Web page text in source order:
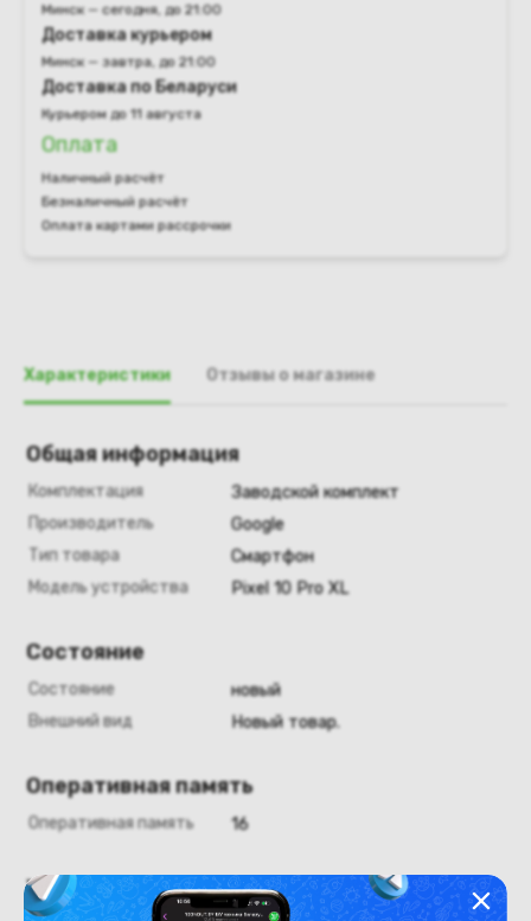
Минск — сегодня, до 21:00
Доставка курьером
Минск — завтра, до 21:00
Доставка по Беларуси
Курьером до 11 августа
Оплата
Наличный расчёт
Безналичный расчёт
Оплата картами рассрочки
Характеристики Отзывы о магазине
Общая информация
Комплектация
Заводской комплект
Производитель
Google
Тип товара
Смартфон
Модель устройства
Pixel 10 Pro XL
Состояние
Состояние
новый
Внешний вид
Новый товар.
Оперативная память
Оперативная память 16
Хранение данных